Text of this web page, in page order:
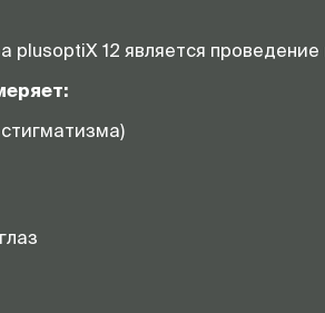
12 является